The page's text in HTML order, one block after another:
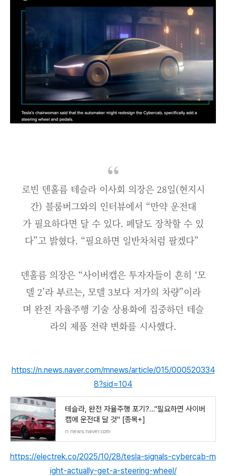
로빈 덴홀름 테슬라 이사회 의장은 28일(현지시
간) 블룸버그와의 인터뷰에서 “만약 운전대
가 필요하다면 달 수 있다. 페달도 장착할 수 있
다”고 밝혔다. “필요하면 일반차처럼 팔겠다”
덴홀름 의장은 “사이버캡은 투자자들이 흔히 ‘모
델 2’라 부르는, 모델 3보다 저가의 차량”이라
며 완전 자율주행 기술 상용화에 집중하던 테슬
라의 제품 전략 변화를 시사했다.
https://n.news.naver.com/mnews/article/015/000520334
8?sid=104
테슬라, 완전 자율주행 포기?…"필요하면 사이버
캡에 운전대 달 것" [종목+]
n.news.naver.com
https://electrek.co/2025/10/28/tesla-signals-cybercab-m
ight-actually-get-a-steering-wheel/